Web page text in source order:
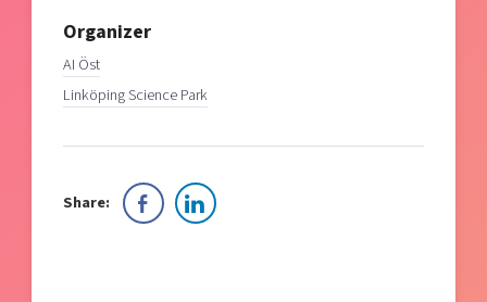
Organizer
AI Öst
Linköping Science Park
Share: